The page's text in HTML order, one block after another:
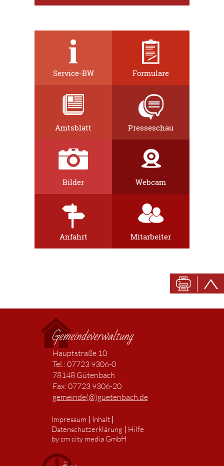
Service-BW Formulare
Amtsblatt Presseschau
Bilder Webcam
Anfahrt Mitarbeiter
Gemeindeverwaltung
Hauptstraße 10
Tel.: 07723 9306-0
78148 Gütenbach
Fax: 07723 9306-20
gemeinde(@)guetenbach.de
Impressum | Inhalt|
Datenschutzerklärung | Hilfe
by cm city media GmbH